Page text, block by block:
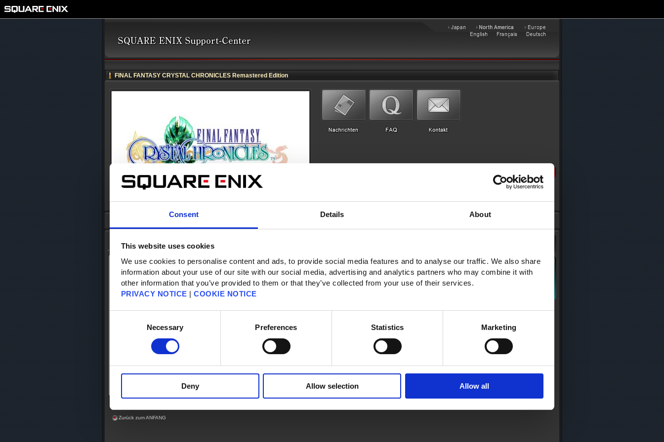
Consent Details About
This website uses cookies
We use cookies to personalise content and ads, to provide social media features and to analyse our traffic. We also share
information about your use of our site with our social media, advertising and analytics partners who may combine it with
other information that you’ve provided to them or that they’ve collected from your use of their services.
PRIVACY NOTICE | COOKIE NOTICE
Necessary Preferences Statistics Marketing
Deny Allow selection Allow all
FINAL FANTASY CRYSTAL CHRONICLES Remastered Edition
Datenbank-Artikel: 79714
Datenbank-Kategorie: [Technischer Support]
Datenbank-Unterkategorie: [Verbindung / Netzwerk]
Wenn es zu einem Verbindungsfehler kommt nachdem der Boss des Levels besiegt wurde, kannst du leider nicht in
die Mehrspielersitzung zurückkehren und erhältst keine Belohnungen.
Zurück zum ANFANG